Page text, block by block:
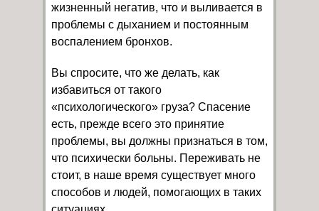
жизненный негатив, что и выливается в
проблемы с дыханием и постоянным
воспалением бронхов.
Вы спросите, что же делать, как
избавиться от такого
«психологического» груза? Спасение
есть, прежде всего это принятие
проблемы, вы должны признаться в том,
что психически больны. Переживать не
стоит, в наше время существует много
способов и людей, помогающих в таких